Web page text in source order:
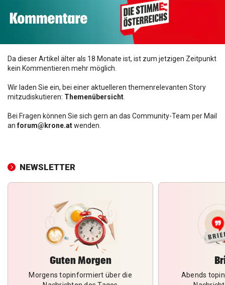
Da dieser Artikel älter als 18 Monate ist, ist zum jetzigen Zeitpunkt
kein Kommentieren mehr möglich.
Wir laden Sie ein, bei einer aktuelleren themenrelevanten Story
mitzudiskutieren: Themenübersicht
Bei Fragen können Sie sich gern an das Community-Team per Mail
anforum@krone.atwenden.
NEWSLETTER
Guten Morgen
Morgens topinformiert über die
Abends